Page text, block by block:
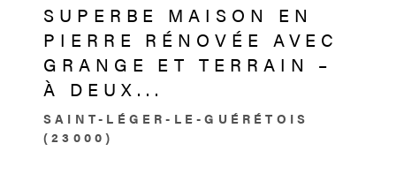
SUPERBE MAISON EN
PIERRE RÉNOVÉE AVEC
GRANGE ET TERRAIN –
À DEUX...
SAINT-LÉGER-LE-GUÉRÉTOIS
(23000)